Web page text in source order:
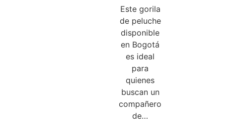
Este gorila
de peluche
disponible
en Bogotá
es ideal
para
quienes
buscan un
compañero
de…